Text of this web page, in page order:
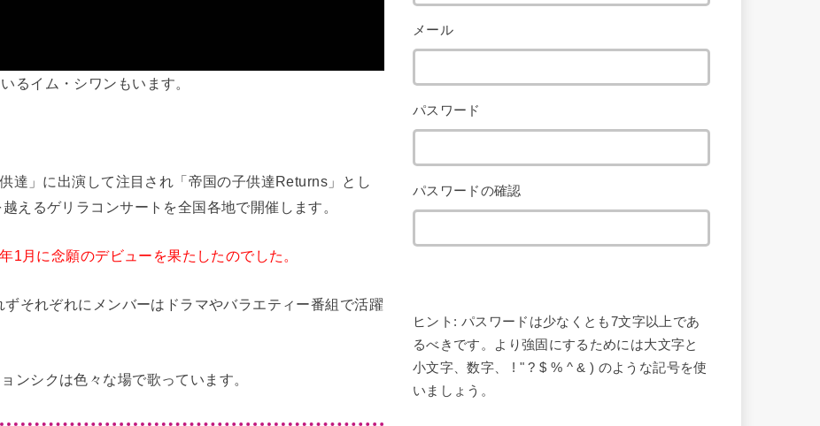
るイム・シワンもいます。
達」に出演して注目され「帝国の子供達Returns」とし
えるゲリラコンサートを全国各地で開催します。
1月に念願のデビューを果たしたのでした。
それぞれにメンバーはドラマやバラエティー番組で活躍
ンシクは色々な場で歌っています。
メール
パスワード
パスワードの確認
ヒント: パスワードは少なくとも7文字以上であ
るべきです。より強固にするためには大文字と
小文字、数字、 ! " ? $ % ^ & ) のような記号を使
いましょう。